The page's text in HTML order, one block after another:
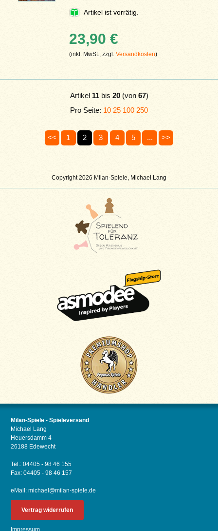
Copyright 2026 Milan-Spiele, Michael Lang
Artikel ist vorrätig.
23,90 €
(inkl. MwSt., zzgl.Versandkosten)
Artikel 11bis 20(von 67)
Pro Seite: 10 25 100 250
<< 1 2 3 4 5 ... >>
Milan-Spiele - Spieleversand
Michael Lang
Heuersdamm 4
26188 Edewecht
Tel.: 04405 - 98 46 155
Fax: 04405 - 98 46 157
eMail:michael@milan-spiele.de
Vertrag widerrufen